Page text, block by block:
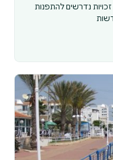
התנאים בהסכם, 96 בעלי זכויות נדרשים להתפנות